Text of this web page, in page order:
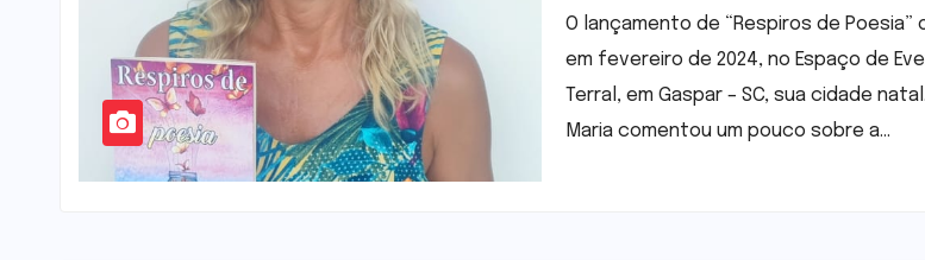
segundo livro de poesia
O lançamento de “Respiros de Poesia”
em fevereiro de 2024, no Espaço de
Terral, em Gaspar – SC, sua cidade
Maria comentou um pouco sobre a…